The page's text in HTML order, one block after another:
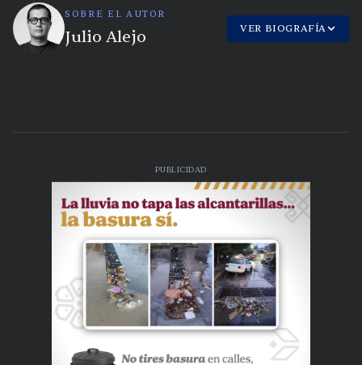
SOBRE EL AUTOR
Julio Alejo VER BIOGRAFÍA
PUBLICIDAD